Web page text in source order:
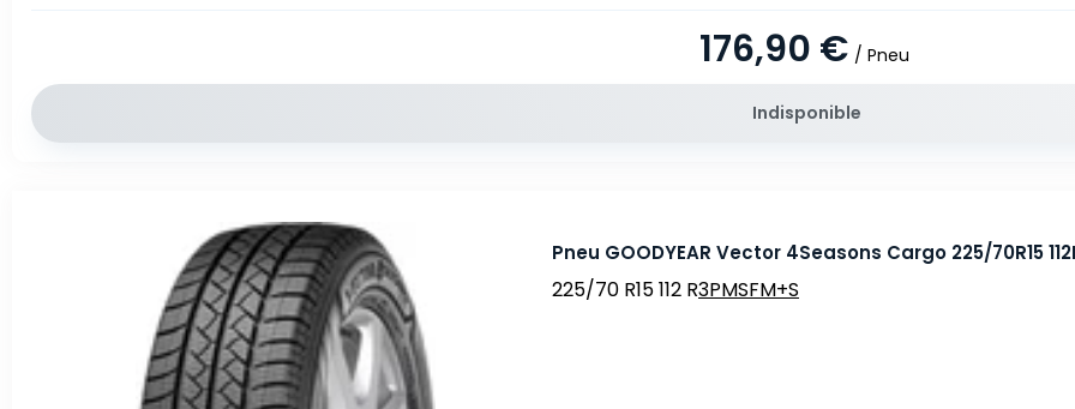
176,90 € / Pneu
Indisponible
Pneu GOODYEAR Vector 4Seasons Cargo 225/70R15
225/70 R15 112 R3PMSFM+S